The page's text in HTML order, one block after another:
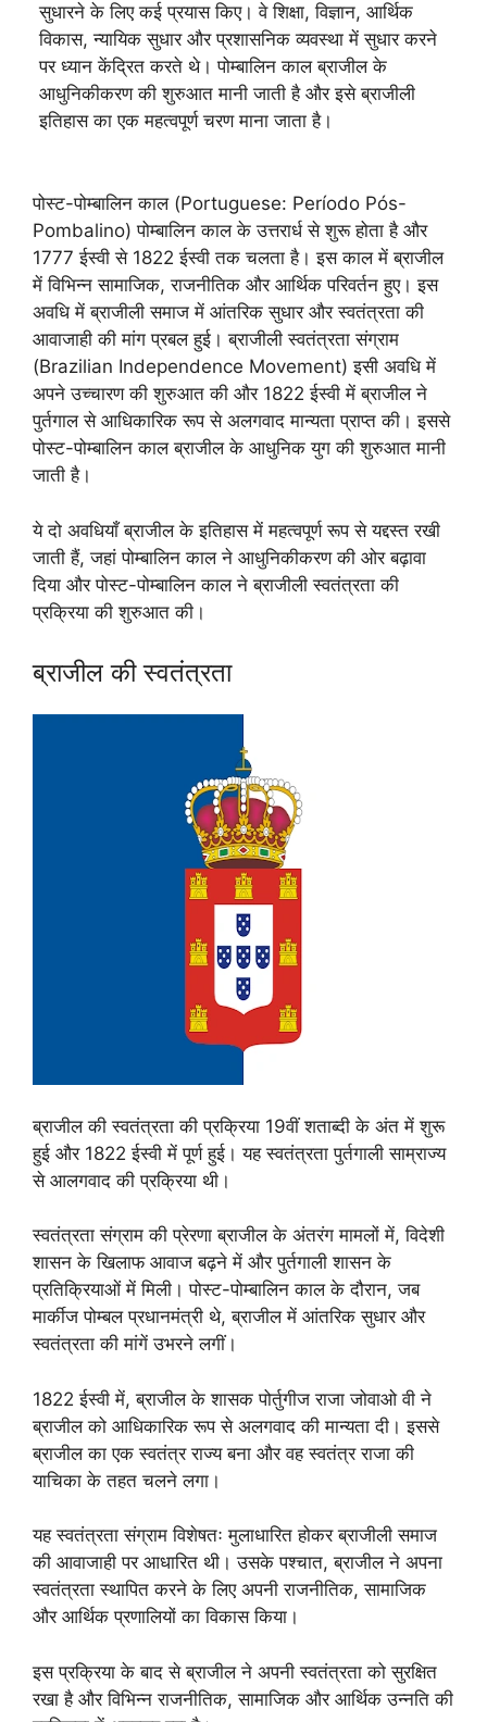
सुधारने के लिए कई प्रयास किए। वे शिक्षा, विज्ञान, आर्थिक
विकास, न्यायिक सुधार और प्रशासनिक व्यवस्था में सुधार करने
पर ध्यान केंद्रित करते थे। पोम्बालिन काल ब्राजील के
आधुनिकीकरण की शुरुआत मानी जाती है और इसे ब्राजीली
इतिहास का एक महत्वपूर्ण चरण माना जाता है।
पोस्ट-पोम्बालिन काल (Portuguese: Período Pós-
Pombalino) पोम्बालिन काल के उत्तरार्ध से शुरू होता है और
1777 ईस्वी से 1822 ईस्वी तक चलता है। इस काल में ब्राजील
में विभिन्न सामाजिक, राजनीतिक और आर्थिक परिवर्तन हुए। इस
अवधि में ब्राजीली समाज में आंतरिक सुधार और स्वतंत्रता की
आवाजाही की मांग प्रबल हुई। ब्राजीली स्वतंत्रता संग्राम
(Brazilian Independence Movement) इसी अवधि में
अपने उच्चारण की शुरुआत की और 1822 ईस्वी में ब्राजील ने
पुर्तगाल से आधिकारिक रूप से अलगवाद मान्यता प्राप्त की। इससे
पोस्ट-पोम्बालिन काल ब्राजील के आधुनिक युग की शुरुआत मानी
जाती है।
ये दो अवधियाँ ब्राजील के इतिहास में महत्वपूर्ण रूप से यद्दस्त रखी
जाती हैं, जहां पोम्बालिन काल ने आधुनिकीकरण की ओर बढ़ावा
दिया और पोस्ट-पोम्बालिन काल ने ब्राजीली स्वतंत्रता की
प्रक्रिया की शुरुआत की।
ब्राजील की स्वतंत्रता
ब्राजील की स्वतंत्रता की प्रक्रिया 19वीं शताब्दी के अंत में शुरू
हुई और 1822 ईस्वी में पूर्ण हुई। यह स्वतंत्रता पुर्तगाली साम्राज्य
से आलगवाद की प्रक्रिया थी।
स्वतंत्रता संग्राम की प्रेरणा ब्राजील के अंतरंग मामलों में, विदेशी
शासन के खिलाफ आवाज बढ़ने में और पुर्तगाली शासन के
प्रतिक्रियाओं में मिली। पोस्ट-पोम्बालिन काल के दौरान, जब
मार्कीज पोम्बल प्रधानमंत्री थे, ब्राजील में आंतरिक सुधार और
स्वतंत्रता की मांगें उभरने लगीं।
1822 ईस्वी में, ब्राजील के शासक पोर्तुगीज राजा जोवाओ वी ने
ब्राजील को आधिकारिक रूप से अलगवाद की मान्यता दी। इससे
ब्राजील का एक स्वतंत्र राज्य बना और वह स्वतंत्र राजा की
याचिका के तहत चलने लगा।
यह स्वतंत्रता संग्राम विशेषतः मुलाधारित होकर ब्राजीली समाज
की आवाजाही पर आधारित थी। उसके पश्चात, ब्राजील ने अपना
स्वतंत्रता स्थापित करने के लिए अपनी राजनीतिक, सामाजिक
और आर्थिक प्रणालियों का विकास किया।
इस प्रक्रिया के बाद से ब्राजील ने अपनी स्वतंत्रता को सुरक्षित
रखा है और विभिन्न राजनीतिक, सामाजिक और आर्थिक उन्नति की